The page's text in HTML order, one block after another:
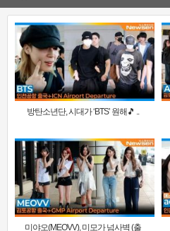
방탄소년단, 시대가 ‘BTS’ 원해🎵 ..
미야오(MEOVV), 미모가 넘사벽 (출